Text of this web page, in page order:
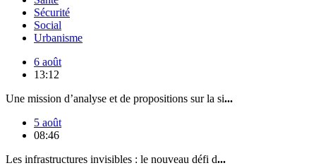
Sécurité
Social
Urbanisme
6 août
13:12
Une mission d’analyse et de propositions sur la si...
5 août
08:46
Les infrastructures invisibles : le nouveau défi d...